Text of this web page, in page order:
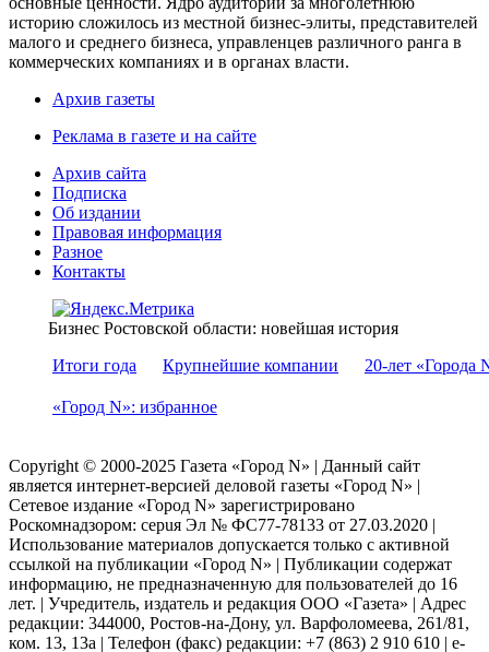
историю сложилось из местной бизнес-элиты, представителей
малого и среднего бизнеса, управленцев различного ранга в
коммерческих компаниях и в органах власти.
Архив газеты
Реклама в газете и на сайте
Архив сайта
Подписка
Об издании
Правовая информация
Разное
Контакты
Бизнес Ростовской области: новейшая история
Итоги года
Крупнейшие компании 20-лет «Города
«Город N»: избранное
Copyright © 2000-2025 Газета «Город N» | Данный сайт
является интернет-версией деловой газеты «Город N» |
Сетевое издание «Город N» зарегистрировано
Роскомнадзором: серuя Эл № ФС77-78133 от 27.03.2020 |
Использование материалов допускается только с активной
ссылкой на публикации «Город N» | Публикации содержат
информацию, не предназначенную для пользователей до 16
лет. | Учредитель, издатель и редакция ООО «Газета» | Адрес
редакции: 344000, Ростов-на-Дону, ул. Варфоломеева, 261/81,
ком. 13, 13а | Телефон (факс) редакции: +7 (863) 2 910 610 | e-